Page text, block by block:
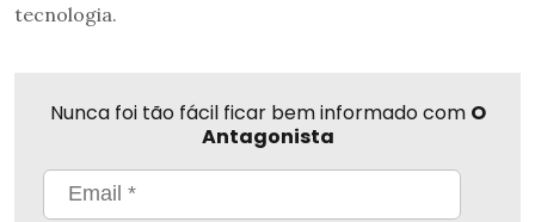
tecnologia.
Nunca foi tão fácil ficar bem informado com O
Antagonista